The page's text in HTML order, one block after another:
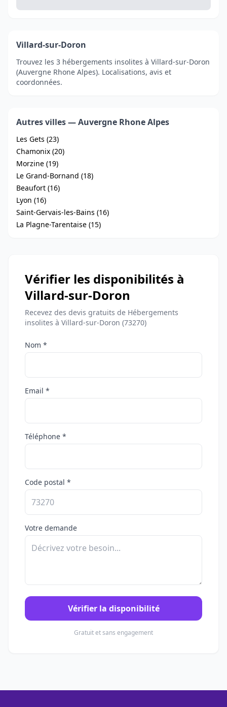
Villard-sur-Doron
Trouvez les 3 hébergements insolites à Villard-sur-Doron
(Auvergne Rhone Alpes). Localisations, avis et
coordonnées.
Autres villes — Auvergne Rhone Alpes
Les Gets (23)
Chamonix (20)
Morzine (19)
Le Grand-Bornand (18)
Beaufort (16)
Lyon (16)
Saint-Gervais-les-Bains (16)
La Plagne-Tarentaise (15)
Vérifier les disponibilités à
Villard-sur-Doron
Recevez des devis gratuits de Hébergements
insolites à Villard-sur-Doron (73270)
Nom *
Email *
Téléphone *
Code postal *
Votre demande
Vérifier la disponibilité
Gratuit et sans engagement